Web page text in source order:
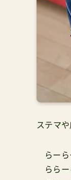
ステマ
らー
らら